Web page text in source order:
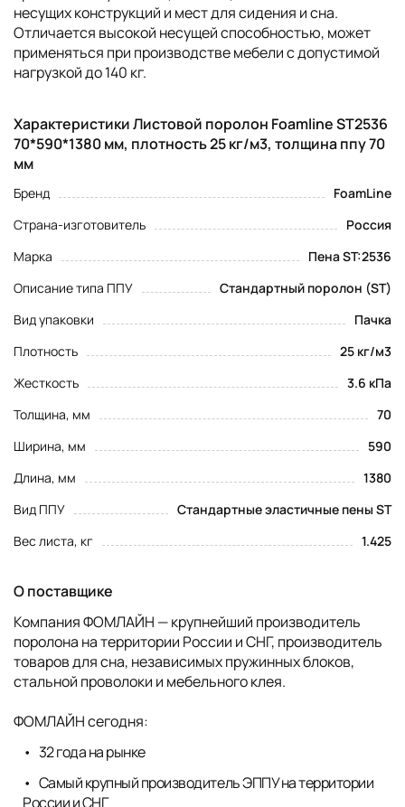
несущих конструкций и мест для сидения и сна.
Отличается высокой несущей способностью, может
применяться при производстве мебели с допустимой
нагрузкой до 140 кг.
Характеристики Листовой поролон Foamline ST2536
70*590*1380 мм, плотность 25 кг/м3, толщина ппу 70
мм
Бренд
FoamLine
Страна-изготовитель
Россия
Марка
Пена ST:2536
Описание типа ППУ
Стандартный поролон (ST)
Вид упаковки
Пачка
Плотность
25 кг/м3
Жесткость
3.6 кПа
Толщина, мм
70
Ширина, мм
590
Длина, мм
1380
Вид ППУ
Стандартные эластичные пены ST
Вес листа, кг
1.425
О поставщике
Компания ФОМЛАЙН — крупнейший производитель
поролона на территории России и СНГ, производитель
товаров для сна, независимых пружинных блоков,
стальной проволоки и мебельного клея.
ФОМЛАЙН сегодня:
32 года на рынке
Самый крупный производитель ЭППУ на территории
России и СНГ